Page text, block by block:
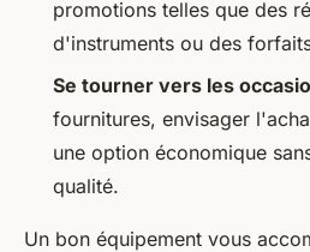
promotions telles que des
d'instruments ou des
Se tourner vers les
fournitures, envisager
une option économique
qualité.
Un bon équipement vous